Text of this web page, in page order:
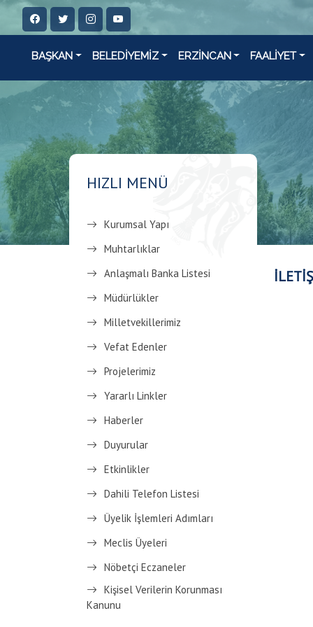
BAŞKAN BELEDİYEMİZ ERZİNCAN FAALİYET
HIZLI MENÜ
Kurumsal Yapı
Muhtarlıklar
Anlaşmalı Banka Listesi
Müdürlükler
Milletvekillerimiz
Vefat Edenler
Projelerimiz
Yararlı Linkler
Haberler
Duyurular
Etkinlikler
Dahili Telefon Listesi
Üyelik İşlemleri Adımları
Meclis Üyeleri
Nöbetçi Eczaneler
Kişisel Verilerin Korunması
Kanunu